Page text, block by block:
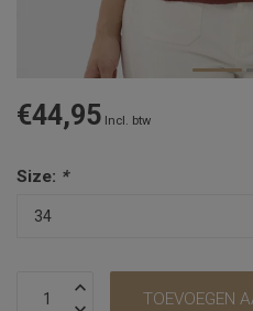
€44,95 Incl. btw
Size: *
TOEVOEGEN